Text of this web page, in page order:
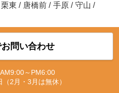
栗東 / 唐橋前 / 手原 / 守山 /
問い合わせ
AM9:00～PM6:00
（2月・3月は無休）